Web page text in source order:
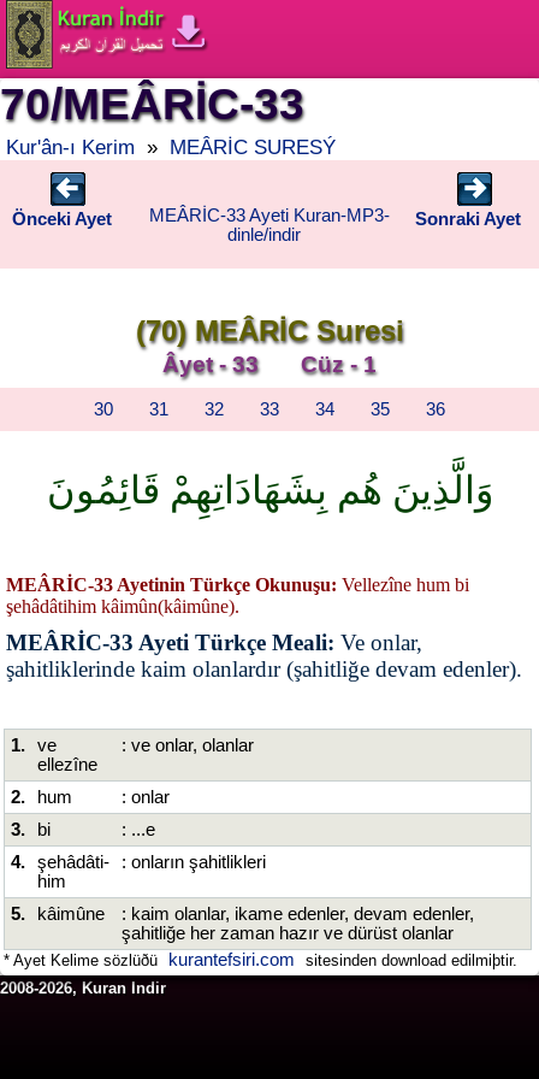
70/MEÂRİC-33
Kur'ân-ı Kerim » MEÂRİC SURESÝ
Önceki Ayet Sonraki Ayet
MEÂRİC-33 Ayeti Kuran-MP3-
dinle/indir
(70) MEÂRİC Suresi
Âyet - 33 Cüz - 1
30 31 32 33 34 35 36
وَالَّذِينَ هُم بِشَهَادَاتِهِمْ قَائِمُونَ
MEÂRİC-33 Ayetinin Türkçe Okunuşu: Vellezîne hum bi
şehâdâtihim kâimûn(kâimûne).
MEÂRİC-33 Ayeti Türkçe Meali: Ve onlar,
şahitliklerinde kaim olanlardır (şahitliğe devam edenler).
1.
ve
ellezîne
: ve onlar, olanlar
2. hum
: onlar
3.
bi
: ...e
4.
şehâdâti-
him
: onların şahitlikleri
5. kâimûne
: kaim olanlar, ikame edenler, devam edenler,
şahitliğe her zaman hazır ve dürüst olanlar
* Ayet Kelime sözlüðü kurantefsiri.com
sitesinden download edilmiþtir.
2008-2026, Kuran Indir